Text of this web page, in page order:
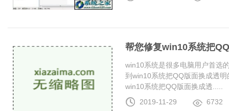
帮您修复win10系统把
win10系统是很多电脑用户首选
到win10系统把QQ版面换成透
win10系统把QQ版面换成透.....
2019-11-29
6732